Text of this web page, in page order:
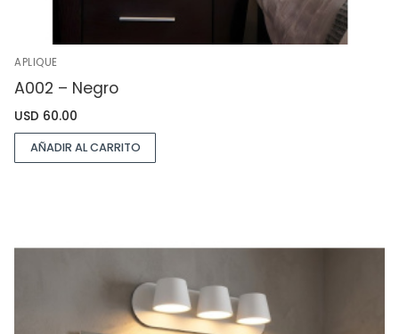
APLIQUE
A002 – Negro
USD 60.00
AÑADIR AL CARRITO